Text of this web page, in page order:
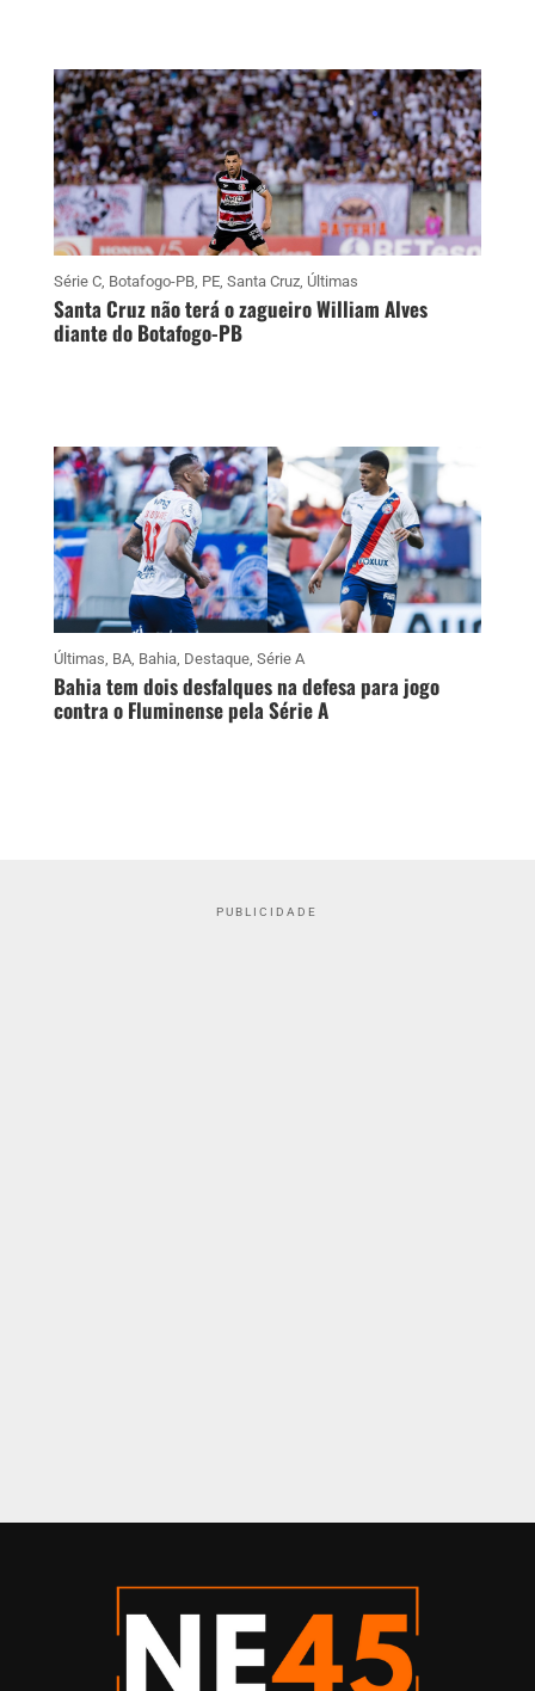
Série C, Botafogo-PB, PE, Santa Cruz, Últimas
Santa Cruz não terá o zagueiro William Alves
diante do Botafogo-PB
Últimas, BA, Bahia, Destaque, Série A
Bahia tem dois desfalques na defesa para jogo
contra o Fluminense pela Série A
PUBLICIDADE